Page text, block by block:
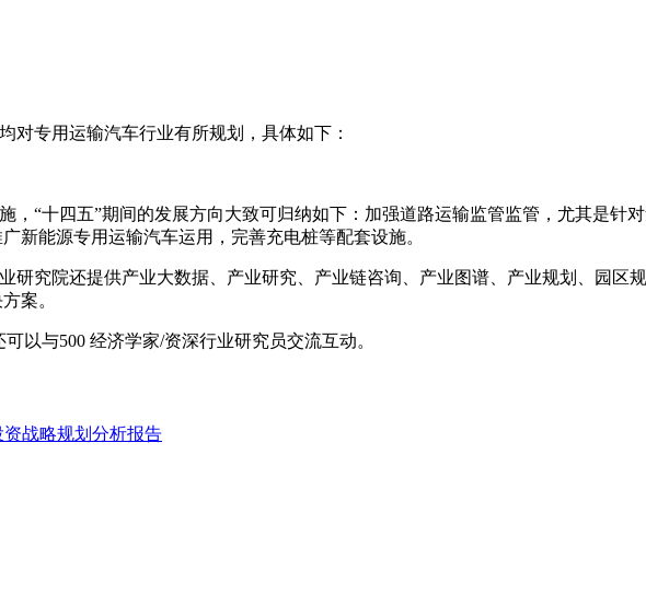
对专用运输汽车行业有所规划，具体如下：
，“十四五”期间的发展方向大致可归纳如下：加强道路运输监管监管，尤其是针
新能源专用运输汽车运用，完善充电桩等配套设施。
研究院还提供产业大数据、产业研究、产业链咨询、产业图谱、产业规划、园区
案。
以与500 经济学家/资深行业研究员交流互动。
战略规划分析报告